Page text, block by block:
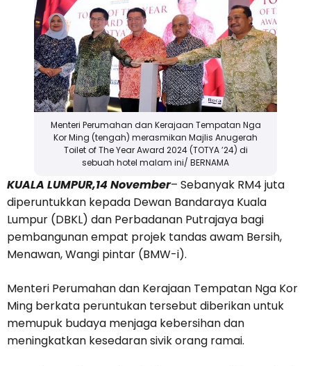
Menteri Perumahan dan Kerajaan Tempatan Nga
Kor Ming (tengah) merasmikan Majlis Anugerah
Toilet of The Year Award 2024 (TOTYA ’24) di
sebuah hotel malam ini/ BERNAMA
KUALA LUMPUR,14 November– Sebanyak RM4 juta
diperuntukkan kepada Dewan Bandaraya Kuala
Lumpur (DBKL) dan Perbadanan Putrajaya bagi
pembangunan empat projek tandas awam Bersih,
Menawan, Wangi pintar (BMW-i).
Menteri Perumahan dan Kerajaan Tempatan Nga Kor
Ming berkata peruntukan tersebut diberikan untuk
memupuk budaya menjaga kebersihan dan
meningkatkan kesedaran sivik orang ramai.